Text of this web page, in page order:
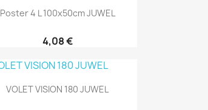
 Aperçu rapide
Poster 4 L 100x50cm JUWEL
4,08 €
Aperçu rapide
VOLET VISION 180 JUWEL